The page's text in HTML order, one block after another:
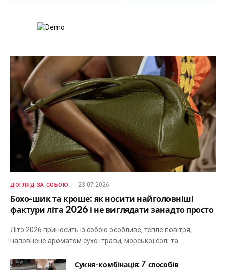
ДОГЛЯД ЗА СОБОЮ 23.07.2026
Бохо-шик та кроше: як носити найголовніші
фактури літа 2026 і не виглядати занадто просто
Літо 2026 приносить із собою особливе, тепле повітря,
наповнене ароматом сухої трави, морської солі та…
Сукня-комбінація: 7 способів